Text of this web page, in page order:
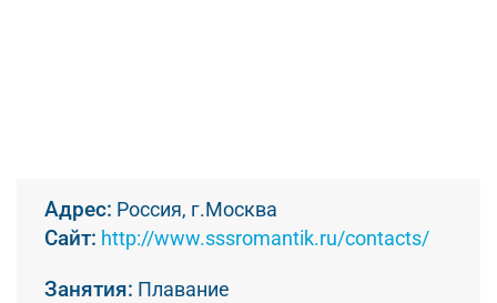
Адрес: Россия, г.Москва
Сайт: http://www.sssromantik.ru/contacts/
Занятия: Плавание